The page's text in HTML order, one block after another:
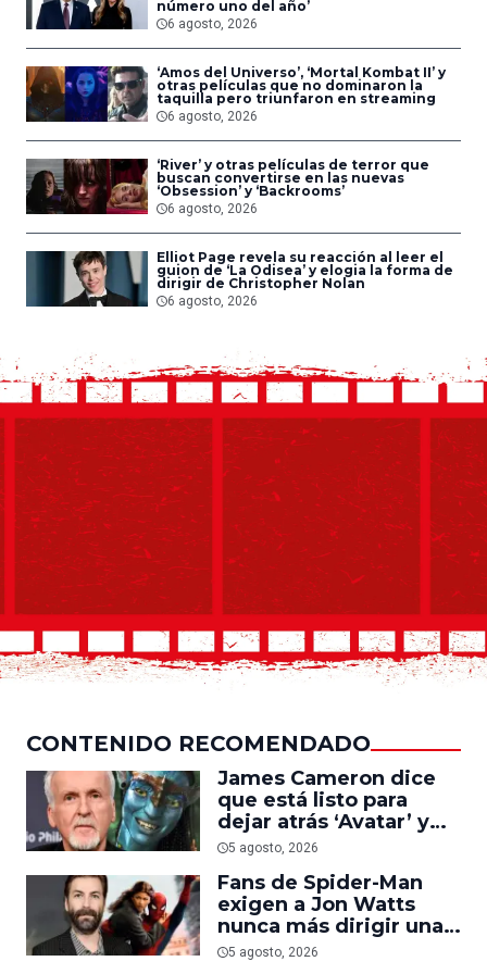
número uno del año’
6 agosto, 2026
‘Amos del Universo’, ‘Mortal Kombat II’ y
otras películas que no dominaron la
taquilla pero triunfaron en streaming
6 agosto, 2026
‘River’ y otras películas de terror que
buscan convertirse en las nuevas
‘Obsession’ y ‘Backrooms’
6 agosto, 2026
Elliot Page revela su reacción al leer el
guion de ‘La Odisea’ y elogia la forma de
dirigir de Christopher Nolan
6 agosto, 2026
CONTENIDO RECOMENDADO
James Cameron dice
que está listo para
dejar atrás ‘Avatar’ y
trabajar en ‘el último
5 agosto, 2026
Fans de Spider-Man
exigen a Jon Watts
nunca más dirigir una
película del personaje
5 agosto, 2026